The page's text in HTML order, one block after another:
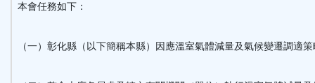
本會任務如下：
（一）彰化縣（以下簡稱本縣）因應溫室氣體減量及氣候變遷調適